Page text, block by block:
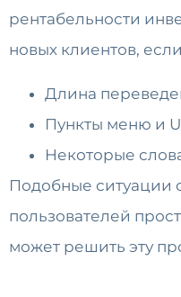
рентабельности
новых клиентов,
Длина
Пункты меню и
Некоторые
Подобные ситуации
пользователей
может решить эту